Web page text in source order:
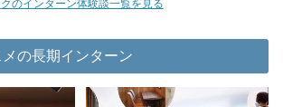
のインターン体験談一覧を見る
の長期インターン